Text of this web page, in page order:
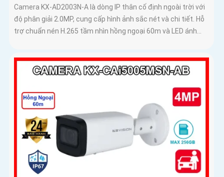
Camera KX-AD2003N-A là dòng IP thân cố định ngoài trời với
độ phân giải 2.0MP, cung cấp hình ảnh sắc nét và chi tiết. Hỗ
trợ chuẩn nén H.265 tầm nhìn hồng ngoại 60m và LED ánh...